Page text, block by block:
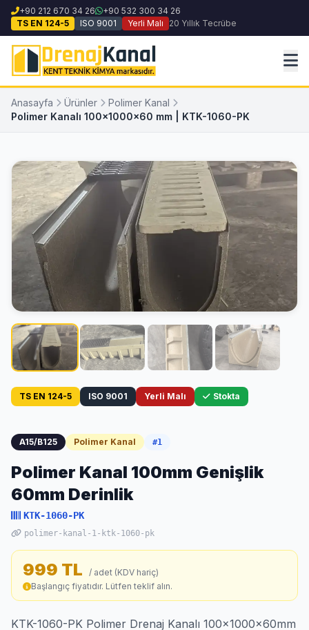
+90 212 670 34 26
+90 532 300 34 26
TS EN 124-5
ISO 9001 Yerli Malı 20 Yıllık Tecrübe
Anasayfa Ürünler
Polimer Kanal
Polimer Kanalı 100x1000x60 mm | KTK-1060-PK
TS EN 124-5 ISO 9001 Yerli Malı Stokta
A15/B125 Polimer Kanal #1
Polimer Kanal 100mm Genişlik
60mm Derinlik
KTK-1060-PK
polimer-kanal-1-ktk-1060-pk
999 TL
/ adet (KDV hariç)
Başlangıç fiyatıdır. Lütfen teklif alın.
KTK-1060-PK Polimer Drenaj Kanalı 100x1000x60mm